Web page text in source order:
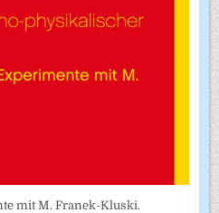
mit M. Franek-Kluski.